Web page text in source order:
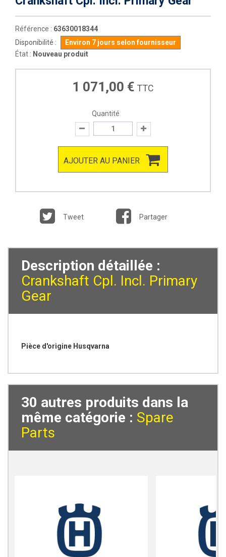
Référence : 63630018344
Disponibilité :
Environ 7 jours selon fournisseur
État : Nouveau produit
1 071,00 € TTC
Quantité
AJOUTER AU PANIER
Tweet Partager
Description détaillée :
Crankshaft Cpl. Incl. Primary
Gear
Pièce d'origine Husqvarna
30 autres produits dans la
même catégorie : Spare
Parts